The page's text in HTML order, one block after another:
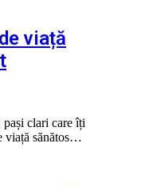
viață
pași clari care îți
viață sănătos…